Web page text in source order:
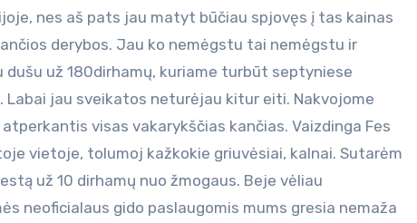
nes aš pats jau matyt būčiau spjovęs į tas kainas
derybos. Jau ko nemėgstu tai nemėgstu ir
dušu už 180dirhamų, kuriame turbūt septyniese
jau sveikatos neturėjau kitur eiti. Nakvojome
visas vakarykščias kančias. Vaizdinga Fes
vietoje, tolumoj kažkokie griuvėsiai, kalnai. Sutarėm
už 10 dirhamų nuo žmogaus. Beje vėliau
neoficialaus gido paslaugomis mums gresia nemaža